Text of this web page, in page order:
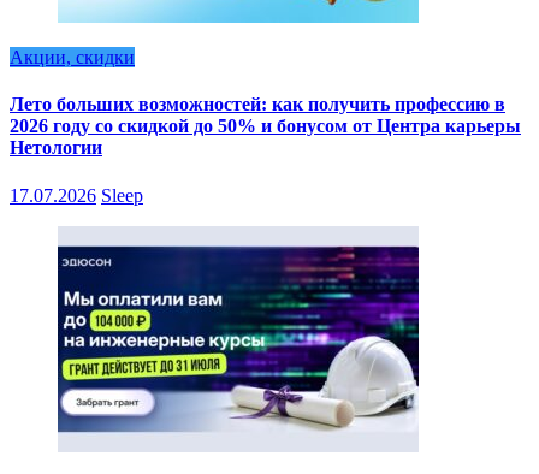
Акции, скидки
Лето больших возможностей: как получить профессию в
2026 году со скидкой до 50% и бонусом от Центра карьеры
Нетологии
17.07.2026 Sleep